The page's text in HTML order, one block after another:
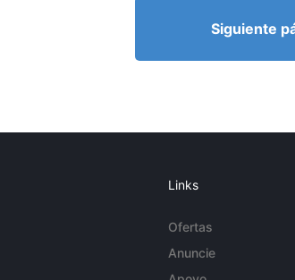
Siguiente
Links
Ofertas
Anuncie